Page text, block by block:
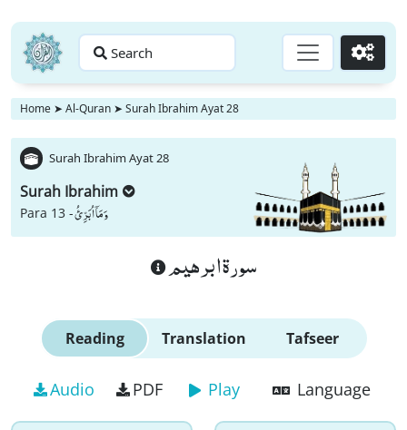
Search Go
Home ➤ Al-Quran ➤ Surah Ibrahim Ayat 28
Surah Ibrahim Ayat 28
Surah Ibrahim
Para 13 -وَ مَاۤ اُبَرِّئُ
سورة ابرهيم
Reading Translation Tafseer
Audio PDF Play Language